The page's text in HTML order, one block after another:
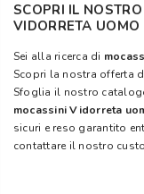
SCOPRI IL
VIDORRETA UOMO
Sei alla ricerca di
Scopri la nostra offerta
Sfoglia il nostro
mocassini Vidorreta
sicuri e reso garantito
contattare il nostro